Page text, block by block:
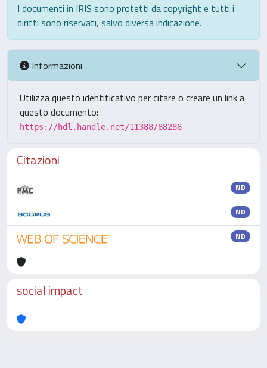
I documenti in IRIS sono protetti da copyright e tutti i
diritti sono riservati, salvo diversa indicazione.
Informazioni
Utilizza questo identificativo per citare o creare un link a
questo documento:
https://hdl.handle.net/11388/88286
Citazioni
ND
ND
ND
social impact